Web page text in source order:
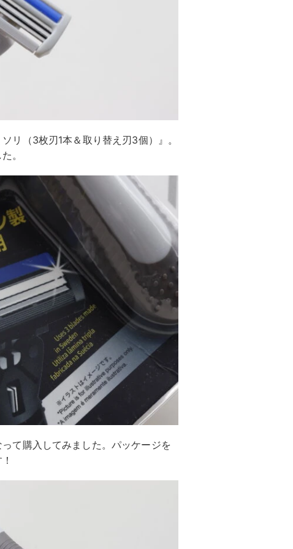
リ（3枚刃1本＆取り替え刃3個）』。
。
て購入してみました。パッケージを